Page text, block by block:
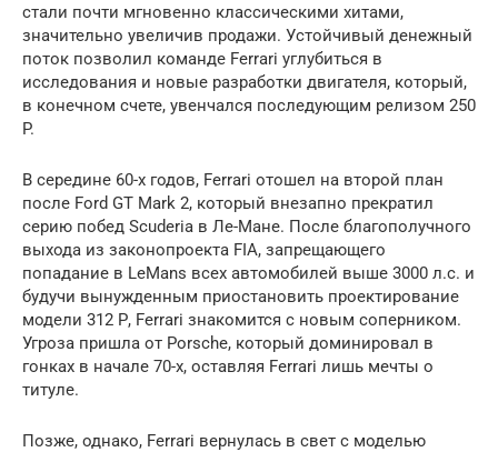
стали почти мгновенно классическими хитами,
значительно увеличив продажи. Устойчивый денежный
поток позволил команде Ferrari углубиться в
исследования и новые разработки двигателя, который,
в конечном счете, увенчался последующим релизом 250
P.
В середине 60-х годов, Ferrari отошел на второй план
после Ford GT Mark 2, который внезапно прекратил
серию побед Scuderia в Ле-Мане. После благополучного
выхода из законопроекта FIA, запрещающего
попадание в LeMans всех автомобилей выше 3000 л.с. и
будучи вынужденным приостановить проектирование
модели 312 Р, Ferrari знакомится с новым соперником.
Угроза пришла от Porsche, который доминировал в
гонках в начале 70-х, оставляя Ferrari лишь мечты о
титуле.
Позже, однако, Ferrari вернулась в свет с моделью